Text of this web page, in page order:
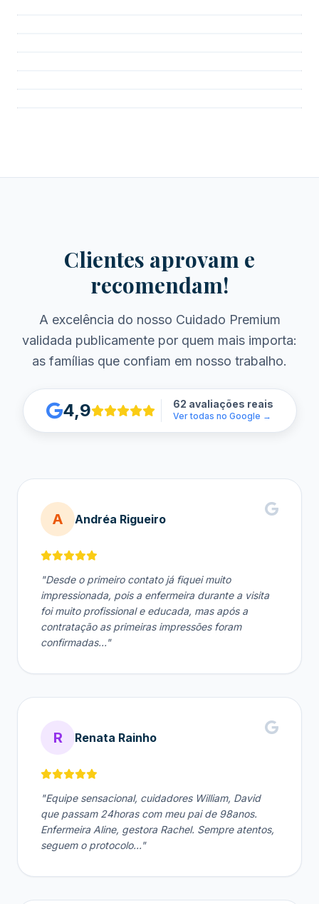
Clientes aprovam e
recomendam!
A excelência do nosso Cuidado Premium
validada publicamente por quem mais importa:
as famílias que confiam em nosso trabalho.
4,9 62 avaliações reais
Ver todas no Google →
A Andréa Rigueiro
"Desde o primeiro contato já fiquei muito
impressionada, pois a enfermeira durante a visita
foi muito profissional e educada, mas após a
contratação as primeiras impressões foram
confirmadas..."
R Renata Rainho
"Equipe sensacional, cuidadores William, David
que passam 24horas com meu pai de 98anos.
Enfermeira Aline, gestora Rachel. Sempre atentos,
seguem o protocolo..."